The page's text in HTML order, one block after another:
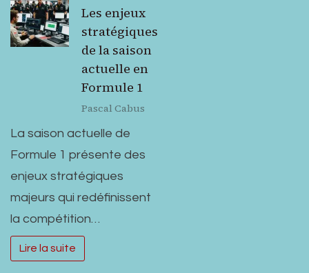
Les enjeux
stratégiques
de la saison
actuelle en
Formule 1
Pascal Cabus
La saison actuelle de
Formule 1 présente des
enjeux stratégiques
majeurs qui redéfinissent
la compétition…
Lire la suite